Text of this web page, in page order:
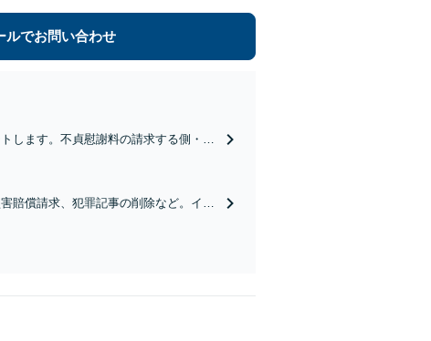
ルでお問い合わせ
します。不貞慰謝料の請求する側・さ
賠償請求、犯罪記事の削除など。イン